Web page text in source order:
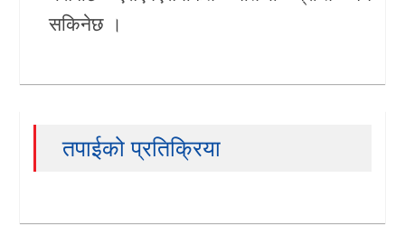
सकिनेछ ।
तपाईको प्रतिक्रिया